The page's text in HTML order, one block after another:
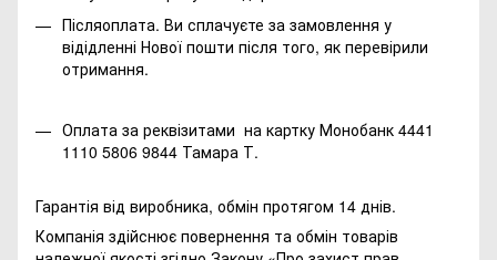
Післяоплата. Ви сплачуєте за замовлення у
відідленні Нової пошти після того, як перевірили
отримання.
Оплата за реквізитами на картку Монобанк 4441
1110 5806 9844 Тамара Т.
Гарантія від виробника, обмін протягом 14 днів.
Компанія здійснює повернення та обмін товарів